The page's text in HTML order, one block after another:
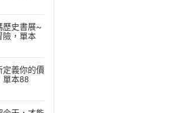
歷史書展~
險，單本
定義你的價
單本88